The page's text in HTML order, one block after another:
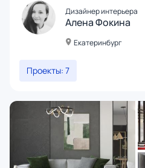
Дизайнер интерьера
Алена Фокина
Екатеринбург
Проекты: 7